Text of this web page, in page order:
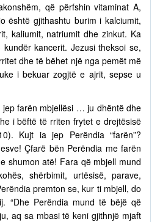
që përfshin vitaminat A,
është gjithashtu burim i kalciumit,
kaliumit, natriumit dhe zinkut. Ka
kancerit. Jezusi theksoi se,
dhe të bëhet një nga pemët më
i bekuar zogjtë e ajrit, sepse u
jep farën mbjellësi … ju dhëntë dhe
i bëftë të rriten frytet e drejtësisë
Kujt ia jep Perëndia “farën”?
Çfarë bën Perëndia me farën
shumon atë! Fara që mbjell mund
shërbimit, urtësisë, parave,
premton se, kur ti mbjell, do
“Dhe Perëndia mund të bëjë që
aq sa mbasi të keni gjithnjë mjaft